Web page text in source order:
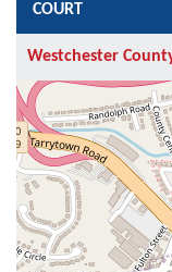
COURT
Westchester